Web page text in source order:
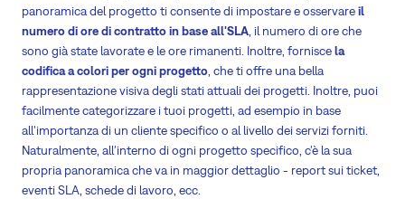
panoramica del progetto ti consente di impostare e osservareil
numero di ore di contratto in base all'SLA , il numero di ore che
sono già state lavorate e le ore rimanenti. Inoltre, forniscela
codifica a colori per ogni progetto , che ti offre una bella
rappresentazione visiva degli stati attuali dei progetti. Inoltre, puoi
facilmente categorizzare i tuoi progetti, ad esempio in base
all'importanza di un cliente specifico o al livello dei servizi forniti.
Naturalmente, all'interno di ogni progetto specifico, c'è la sua
propria panoramica che va in maggior dettaglio - report sui ticket,
eventi SLA, schede di lavoro, ecc.